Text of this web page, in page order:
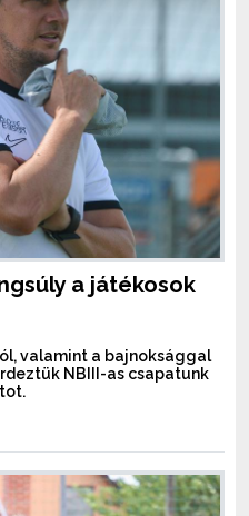
a játékosok
valamint a bajnoksággal
NBIII-as csapatunk